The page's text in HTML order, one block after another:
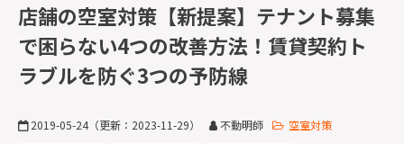
記事
店舗の空室対策【新提案】テナント募集
で困らない4つの改善方法！賃貸契約ト
ラブルを防ぐ3つの予防線
2019-05-24（更新： 2023-11-29） 不動明師
空室対策